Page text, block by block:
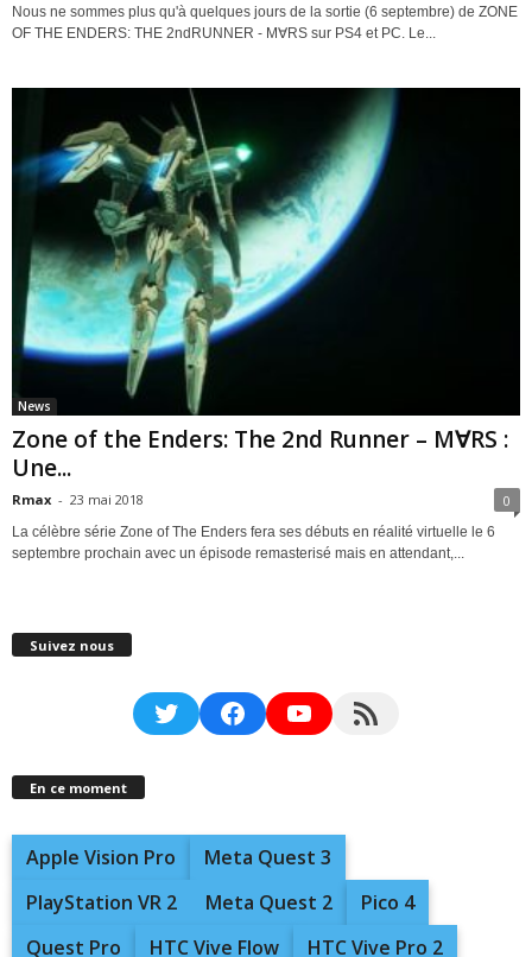
Nous ne sommes plus qu'à quelques jours de la sortie (6 septembre) de ZONE
OF THE ENDERS: THE 2ndRUNNER - M∀RS sur PS4 et PC. Le...
News
Zone of the Enders: The 2nd Runner – M∀RS :
Une...
Rmax - 23 mai 2018 0
La célèbre série Zone of The Enders fera ses débuts en réalité virtuelle le 6
septembre prochain avec un épisode remasterisé mais en attendant,...
Suivez nous
TwitterFacebookYouTubeRSS Feed
En ce moment
Apple Vision Pro
Meta Quest 3
PlayStation VR 2
Meta Quest 2
Pico 4
Quest Pro
HTC Vive Flow
HTC Vive Pro 2